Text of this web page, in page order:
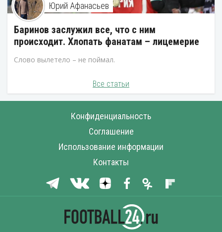
Юрий Афанасьев
Баринов заслужил все, что с ним
происходит. Хлопать фанатам – лицемерие
Слово вылетело – не поймал.
Все статьи
Конфиденциальность
Соглашение
Использование информации
Контакты